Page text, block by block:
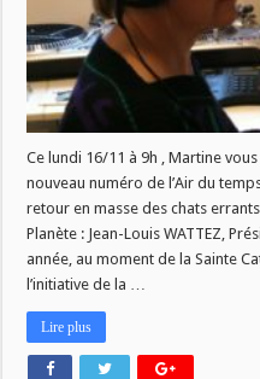
Ce lundi 16/11 à 9h , Martine
nouveau numéro de l’Air du
retour en masse des chats
Planète : Jean-Louis WATTEZ,
année, au moment de la Sainte
l’initiative de la …
Lire plus